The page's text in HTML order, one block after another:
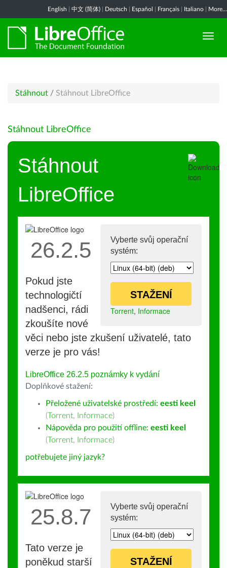
English 中文 (简体) Deutsch Español Français Italiano More...
Stáhnout / Stáhnout LibreOffice
Stáhnout LibreOffice
Stáhnout
LibreOffice
Vyberte svůj operační
systém:
STAŽENÍ
Torrent, Informace
26.2.5
Pokud jste
technologičtí
nadšenci, rádi
zkoušíte nové
věci nebo jste zkušení uživatelé, tato
verze je pro vás!
LibreOffice 26.2.5 poznámky k vydání
Doplňkové stažení:
Přeložené uživatelské prostředí: eesti keel
(Torrent, Informace)
Nápověda pro použití offline: eesti keel
(Torrent, Informace)
potřebujete jiný jazyk?
Vyberte svůj operační
systém:
STAŽENÍ
25.8.7
Tato verze je
poněkud starší